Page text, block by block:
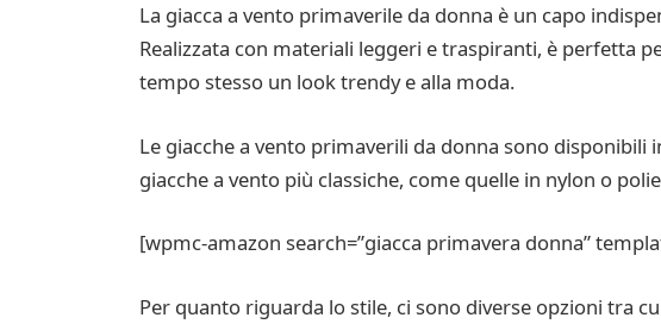
La giacca a vento primaverile da donna è un capo
Realizzata con materiali leggeri e traspiranti, è perfetta
tempo stesso un look trendy e alla moda.
Le giacche a vento primaverili da donna sono
giacche a vento più classiche, come quelle in nylon o
[wpmc-amazon search=”giacca primavera donna”
Per quanto riguarda lo stile, ci sono diverse opzioni tra